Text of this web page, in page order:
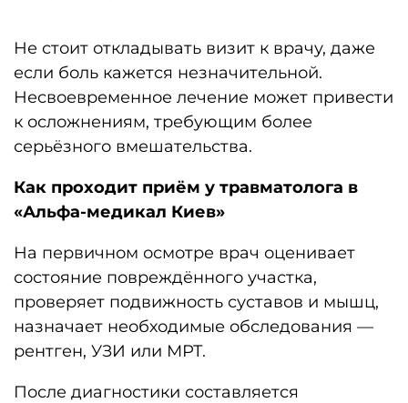
Не стоит откладывать визит к врачу, даже
если боль кажется незначительной.
Несвоевременное лечение может привести
к осложнениям, требующим более
серьёзного вмешательства.
Как проходит приём у травматолога в
«Альфа-медикал Киев»
На первичном осмотре врач оценивает
состояние повреждённого участка,
проверяет подвижность суставов и мышц,
назначает необходимые обследования —
рентген, УЗИ или МРТ.
После диагностики составляется